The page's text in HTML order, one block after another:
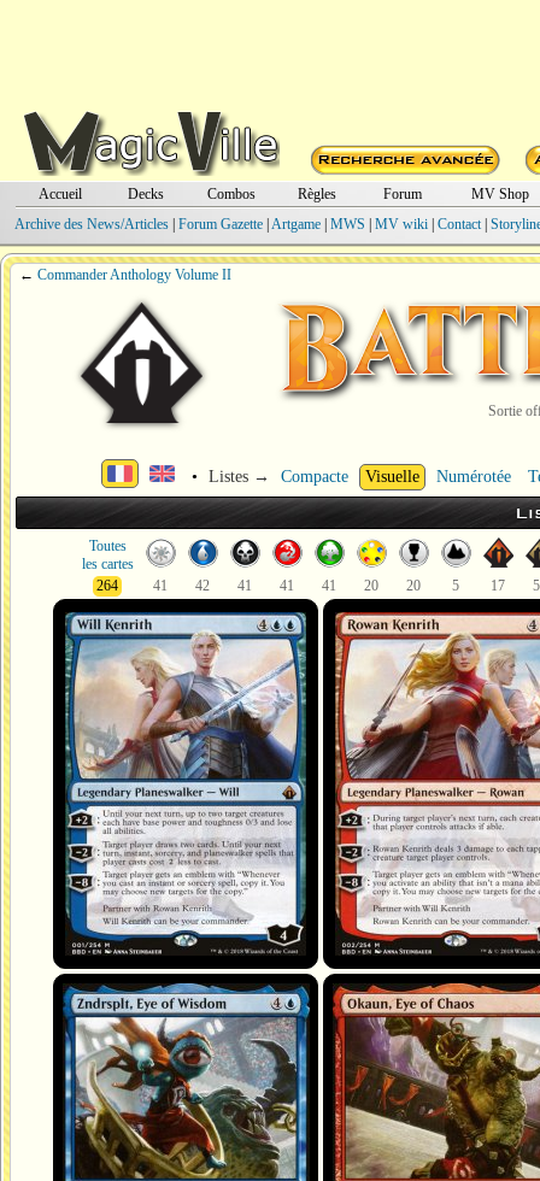
Accueil Decks Combos Règles Forum
MV Shop
Archive des News/Articles| Forum Gazette| Artgame| MWS MV wiki| Contact|
← Commander Anthology Volume II
Sortie
• Listes → Compacte Visuelle Numérotée
Toutes
les cartes
264
41 42 41 41 41 20 20 5 17
Will Kenrith Rowan Kenrith
Zndrsplt, Eye of Wisdom Okaun, Eye of Chaos